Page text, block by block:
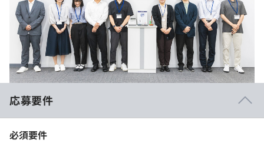
応募要件
必須要件